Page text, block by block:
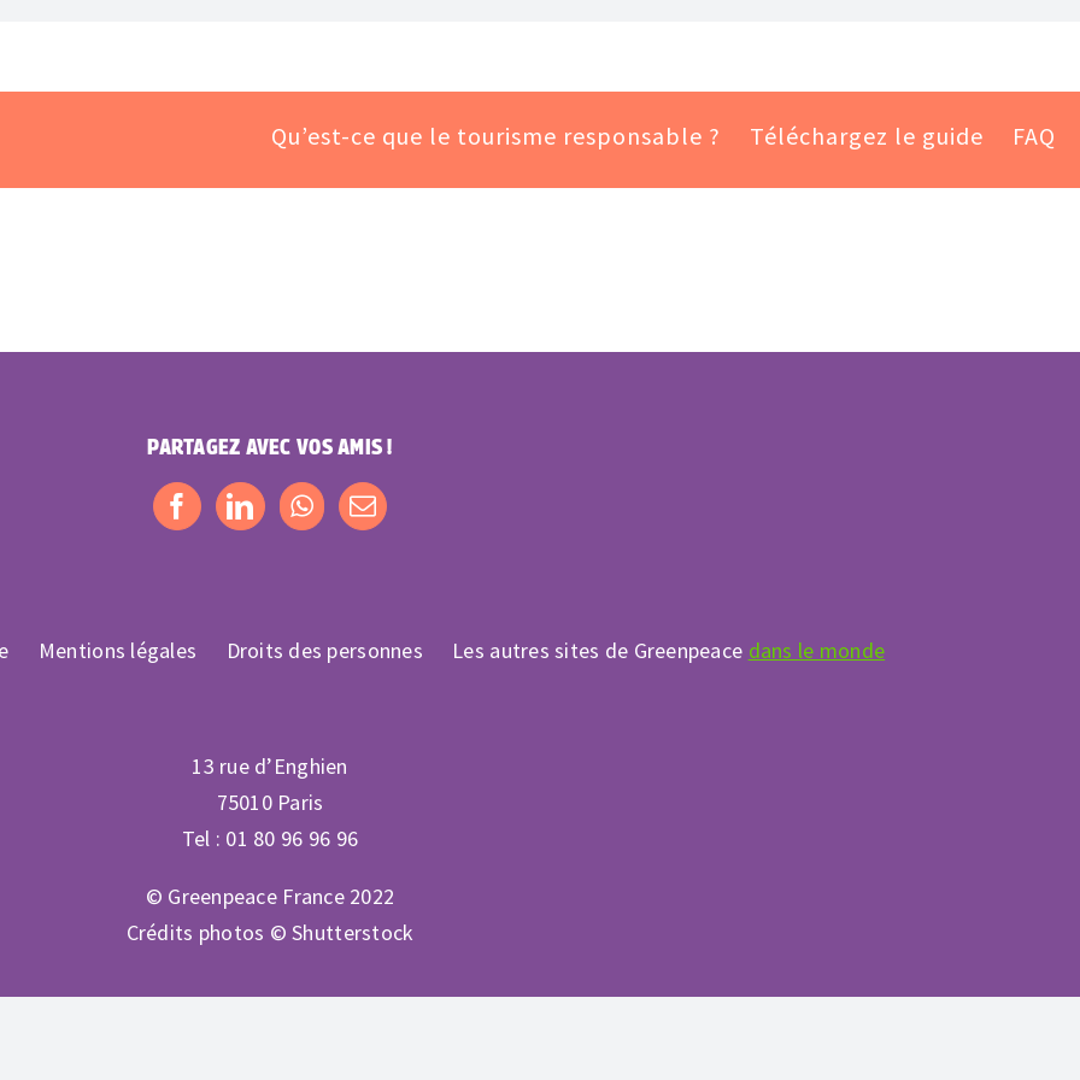
Qu’est-ce que le tourisme responsable ? Téléchargez le guide FAQ
PARTAGEZ AVEC VOS AMIS !
Mentions légales Droits des personnes Les autres sites de Greenpeace dans le monde
13 rue d’Enghien
75010 Paris
Tel : 01 80 96 96 96
© Greenpeace France 2022
Crédits photos © Shutterstock